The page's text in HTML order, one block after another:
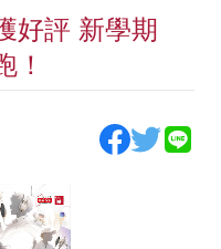
好評 新學期
！